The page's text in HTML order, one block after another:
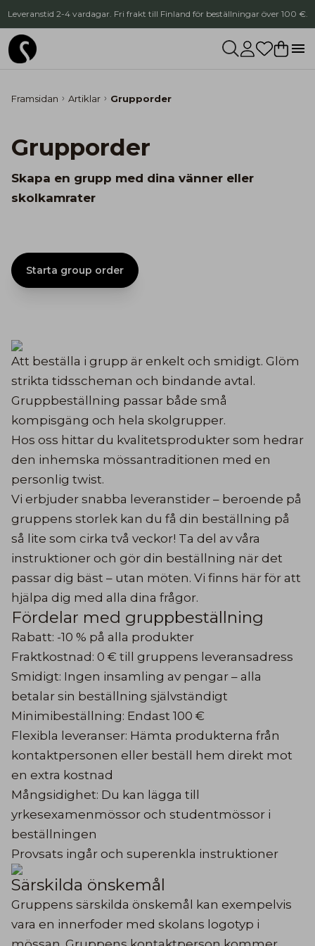
Leveranstid 2-4 vardagar. Fri frakt till Finland för beställningar över 100 €.
Framsidan Artiklar Grupporder
Grupporder
Skapa en grupp med dina vänner eller
skolkamrater
Starta group order
Att beställa i grupp är enkelt och smidigt. Glöm
strikta tidsscheman och bindande avtal.
Gruppbeställning passar både små
kompisgäng och hela skolgrupper.
Hos oss hittar du kvalitetsprodukter som hedrar
den inhemska mössantraditionen med en
personlig twist.
Vi erbjuder snabba leveranstider – beroende på
gruppens storlek kan du få din beställning på
så lite som cirka två veckor! Ta del av våra
instruktioner och gör din beställning när det
passar dig bäst – utan möten. Vi finns här för att
hjälpa dig med alla dina frågor.
Fördelar med gruppbeställning
Rabatt: -10 % på alla produkter
Fraktkostnad: 0 € till gruppens leveransadress
Smidigt: Ingen insamling av pengar – alla
betalar sin beställning självständigt
Minimibeställning: Endast 100 €
Flexibla leveranser: Hämta produkterna från
kontaktpersonen eller beställ hem direkt mot
en extra kostnad
Mångsidighet: Du kan lägga till
yrkesexamenmössor och studentmössor i
beställningen
Provsats ingår och superenkla instruktioner
Särskilda önskemål
Gruppens särskilda önskemål kan exempelvis
vara en innerfoder med skolans logotyp i